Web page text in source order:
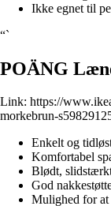
Ikke egnet til
“`
POÄNG
Link: https://
morkebrun-
Enkelt og
Komfortabel
Blødt,
God
Mulighed for